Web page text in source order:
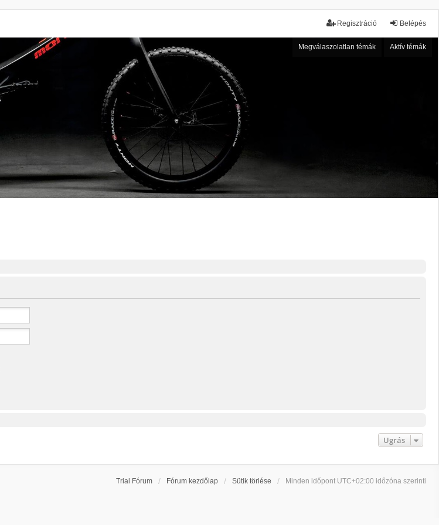
Belépés
Regisztráció
Megválaszolatlan témák Aktív témák
Ugrás
Trial Fórum Fórum kezdőlap Sütik törlése Minden időpont UTC+02:00 időzóna szerinti